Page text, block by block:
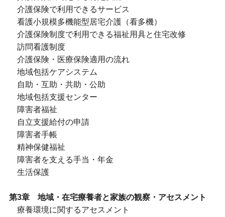
介護保険で利用できるサービス
看護小規模多機能型居宅介護（看多機）
介護保険制度で利用できる福祉用具と住宅改修
訪問看護制度
介護保険・医療保険適用の流れ
地域包括ケアシステム
自助・互助・共助・公助
地域包括支援センター
障害者福祉
自立支援給付の申請
障害者手帳
精神保健福祉
障害者を支える手当・年金
生活保護
第3章 地域・在宅療養者と家族の観察・アセスメント
療養環境に関するアセスメント